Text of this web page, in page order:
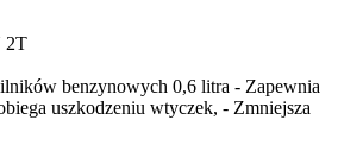
2T
benzynowych 0,6 litra - Zapewnia
uszkodzeniu wtyczek, - Zmniejsza